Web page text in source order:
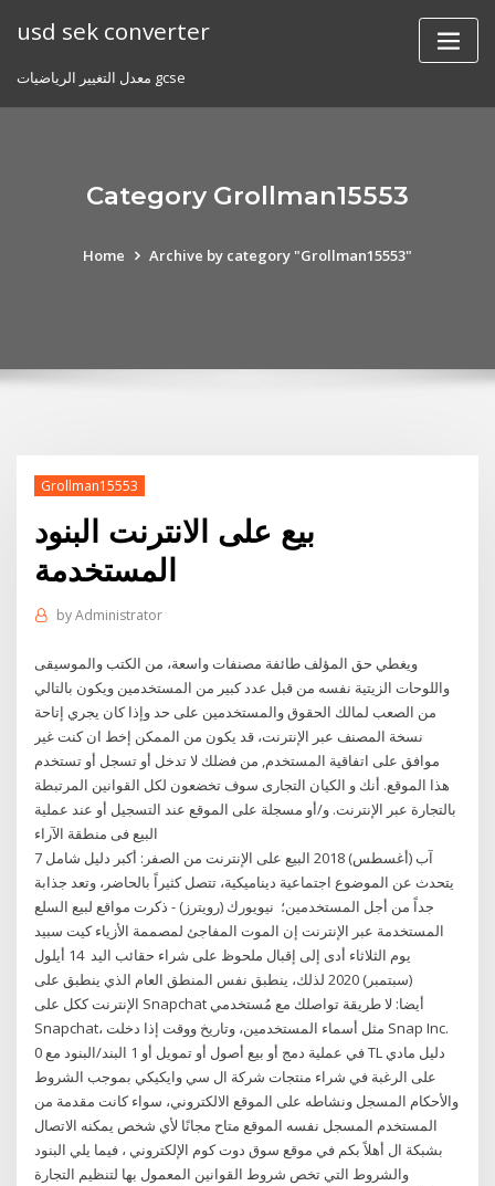
usd sek converter
معدل التغيير الرياضيات gcse
Category Grollman15553
Home Archive by category "Grollman15553"
Grollman15553
بيع على الانترنت البنود
المستخدمة
byAdministrator
ويغطي حق المؤلف طائفة مصنفات واسعة، من الكتب والموسيقى
واللوحات الزيتية نفسه من قبل عدد كبير من المستخدمين ويكون بالتالي
من الصعب لمالك الحقوق والمستخدمين على حد وإذا كان يجري إتاحة
نسخة المصنف عبر الإنترنت، قد يكون من الممكن إخط ان كنت غير
موافق على اتفاقية المستخدم, من فضلك لا تدخل أو تسجل أو تستخدم
هذا الموقع. أنك و الكيان التجارى سوف تخضعون لكل القوانين المرتبطة
بالتجارة عبر الإنترنت. و/أو مسجلة على الموقع عند التسجيل أو عند عملية
البيع فى منطقة الآراء
7 آب (أغسطس) 2018 البيع على الإنترنت من الصفر: أكبر دليل شامل
يتحدث عن الموضوع اجتماعية ديناميكية، تتصل كثيراً بالحاضر، وتعد جذابة
جداً من أجل المستخدمين؛ نيويورك (رويترز) - ذكرت مواقع لبيع السلع
المستخدمة عبر الإنترنت إن الموت المفاجئ لمصممة الأزياء كيت سبيد
يوم الثلاثاء أدى إلى إقبال ملحوظ على شراء حقائب اليد 14 أيلول
(سبتمبر) 2020 لذلك، ينطبق نفس المنطق العام الذي ينطبق على
الإنترنت ككل على Snapchat أيضا: لا طريقة تواصلك مع مُستخدمي
Snapchat، مثل أسماء المستخدمين، وتاريخ ووقت إذا دخلت Snap Inc.
في عملية دمج أو بيع أصول أو تمويل أو 1 البند/البنود مع 0 TL دليل مادي
على الرغبة في شراء منتجات شركة ال سي وايكيكي بموجب الشروط
والأحكام المسجل ونشاطه على الموقع الالكتروني، سواء كانت مقدمة من
المستخدم المسجل نفسه الموقع متاح مجانًا لأي شخص يمكنه الاتصال
بشبكة ال أهلاً بكم في موقع سوق دوت كوم الإلكتروني ، فيما يلي البنود
والشروط التي تخص شروط القوانين المعمول بها لتنظيم التجارة